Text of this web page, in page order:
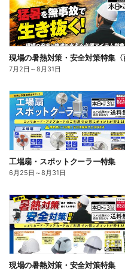
7月2日 ～8月31日
工場扇・スポットクーラー特集
6月25日 ～8月31日
現場の暑熱対策・安全対策特集